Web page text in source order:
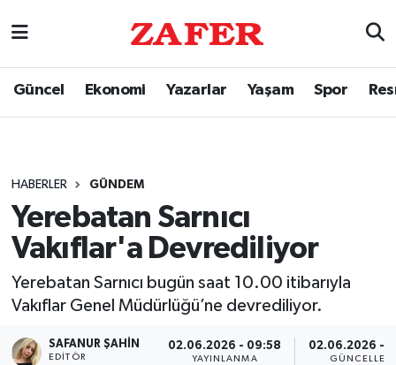
Güncel Ekonomi Yazarlar Yaşam Spor
HABERLER GÜNDEM
Yerebatan Sarnıcı
Vakıflar'a Devrediliyor
Yerebatan Sarnıcı bugün saat 10.00 itibarıyla
Vakıflar Genel Müdürlüğü’ne devrediliyor.
SAFANUR ŞAHIN
EDITÖR
02.06.2026 - 09:58
YAYINLANMA
02.06.2026 -